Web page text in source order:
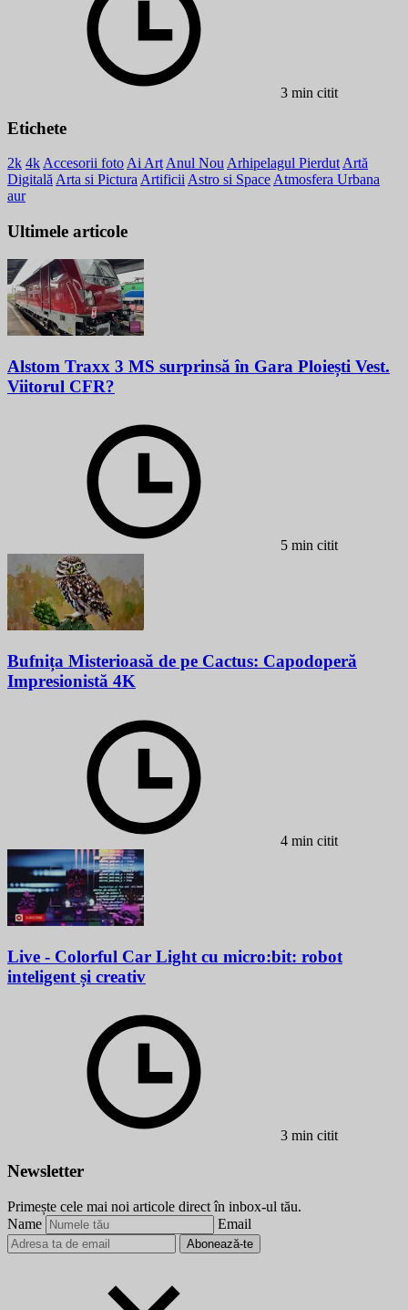
3 min citit
Etichete
2k 4kAccesorii fotoAi ArtAnul NouArhipelagul PierdutArtă
DigitalăArta si PicturaArtificiiAstro si SpaceAtmosfera Urbana
aur
Ultimele articole
Alstom Traxx 3 MS surprinsă în Gara Ploiești Vest.
Viitorul CFR?
5 min citit
Bufnița Misterioasă de pe Cactus: Capodoperă
Impresionistă 4K
4 min citit
Live - Colorful Car Light cu micro:bit: robot
inteligent și creativ
3 min citit
Newsletter
Primește cele mai noi articole direct în inbox-ul tău.
Name
Email
Abonează-te